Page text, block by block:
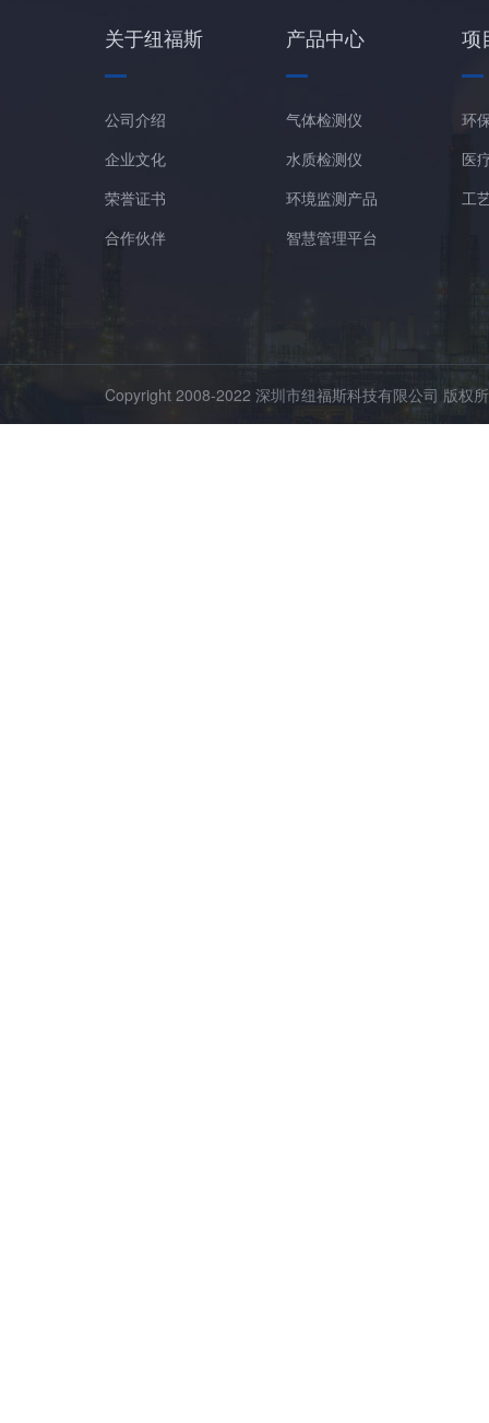
关于纽福斯
公司介绍
企业文化
荣誉证书
合作伙伴
产品中心
气体检测仪
水质检测仪
环境监测产品
智慧管理平台
项
环
医
工
Copyright 2008-2022 深圳市纽福斯科技有限公司 版